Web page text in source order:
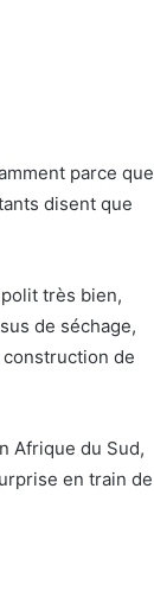
parce que
disent que
très bien,
de séchage,
de
Afrique du Sud,
en train de